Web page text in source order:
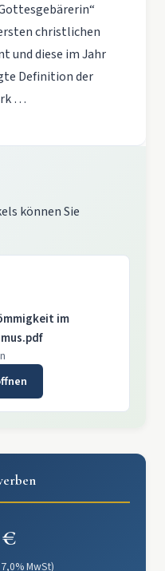
christlichen
und diese im Jahr
Definition der
…
können Sie
im
MwSt)